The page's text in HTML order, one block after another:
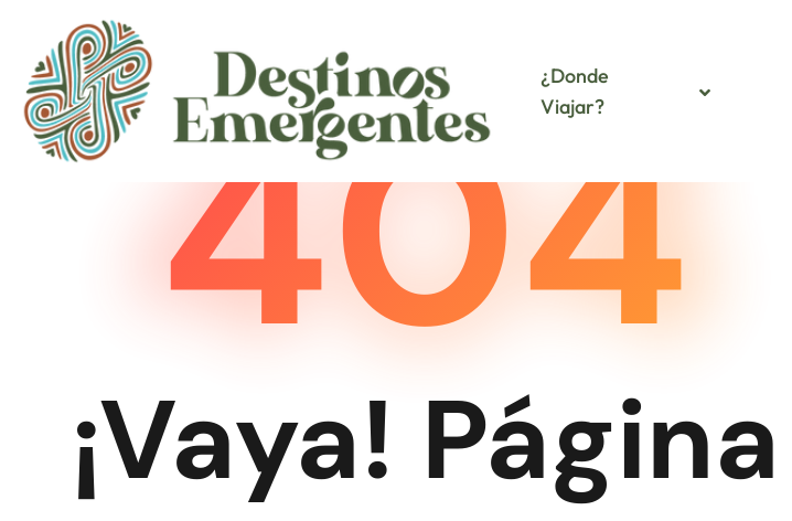
¿Donde
Viajar?
404
¡Vaya! Página